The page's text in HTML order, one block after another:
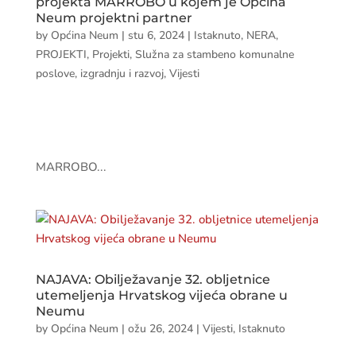
Neum projektni partner
by Općina Neum | stu 6, 2024| Istaknuto, NERA,
PROJEKTI, Projekti, Služna za stambeno komunalne
poslove, izgradnju i razvoj, Vijesti
MARROBO...
NAJAVA: Obilježavanje 32. obljetnice
utemeljenja Hrvatskog vijeća obrane u
Neumu
by Općina Neum | ožu 26, 2024| Vijesti, Istaknuto